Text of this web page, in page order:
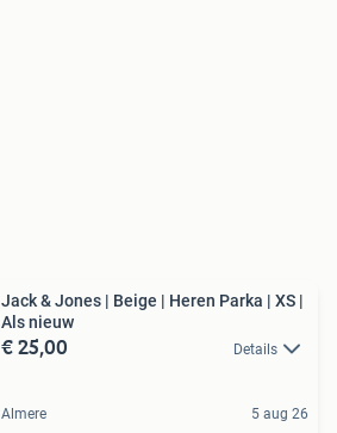
Jack & Jones | Beige | Heren Parka | XS |
Als nieuw
€ 25,00 Details
Almere 5 aug 26